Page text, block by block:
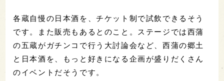
各蔵自慢の日本酒を、チケット制で試飲できるそう
です。また販売もあるとのこと。ステージでは西蒲
の五蔵がガチンコで行う大討論会など、西蒲の郷土
と日本酒を、もっと好きになる企画が盛りだくさん
のイベントだそうです。